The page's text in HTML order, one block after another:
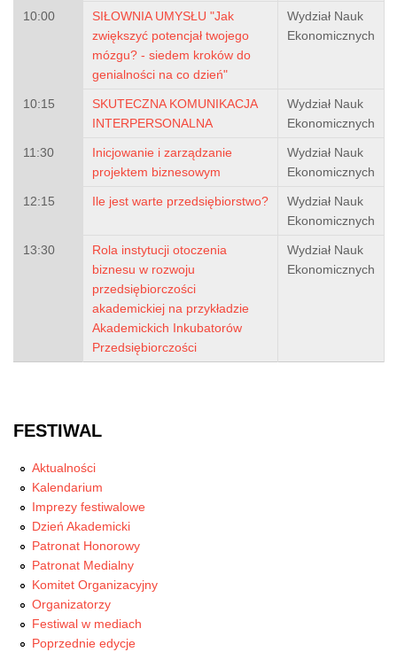
10:00
SIŁOWNIA UMYSŁU "Jak
zwiększyć potencjał twojego
mózgu? - siedem kroków do
genialności na co dzień"
Wydział Nauk
Ekonomicznych
10:15
SKUTECZNA KOMUNIKACJA
INTERPERSONALNA
Wydział Nauk
Ekonomicznych
11:30
Inicjowanie i zarządzanie
projektem biznesowym
Wydział Nauk
Ekonomicznych
12:15 Ile jest warte przedsiębiorstwo?
Wydział Nauk
Ekonomicznych
13:30
Rola instytucji otoczenia
biznesu w rozwoju
przedsiębiorczości
akademickiej na przykładzie
Akademickich Inkubatorów
Przedsiębiorczości
Wydział Nauk
Ekonomicznych
FESTIWAL
Aktualności
Kalendarium
Imprezy festiwalowe
Dzień Akademicki
Patronat Honorowy
Patronat Medialny
Komitet Organizacyjny
Organizatorzy
Festiwal w mediach
Poprzednie edycje